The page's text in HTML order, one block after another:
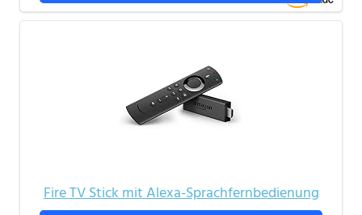
Fire TV Stick mit Alexa-Sprachfernbedienung